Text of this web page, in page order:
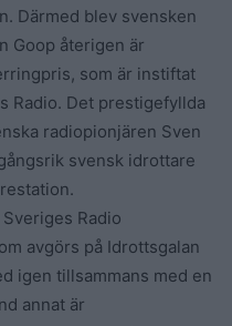
Därmed blev svensken
Goop återigen är
som är instiftat
Radio. Det prestigefyllda
radiopionjären Sven
svensk idrottare
Radio
avgörs på Idrottsgalan
igen tillsammans med en
annat är